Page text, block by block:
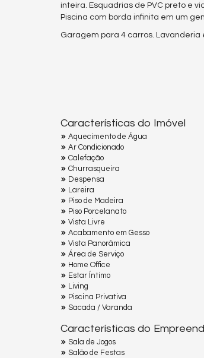
inteira. Esquadrias de PVC preto e
Piscina com borda infinita em um
Garagem para 4 carros. Lavanderia
Características do Imóvel
Aquecimento de Água
Ar Condicionado
Calefação
Churrasqueira
Despensa
Lareira
Piso de Madeira
Piso Porcelanato
Vista Livre
Acabamento em Gesso
Vista Panorâmica
Área de Serviço
Home Office
Estar Íntimo
Living
Piscina Privativa
Sacada / Varanda
Características do
Sala de Jogos
Salão de Festas